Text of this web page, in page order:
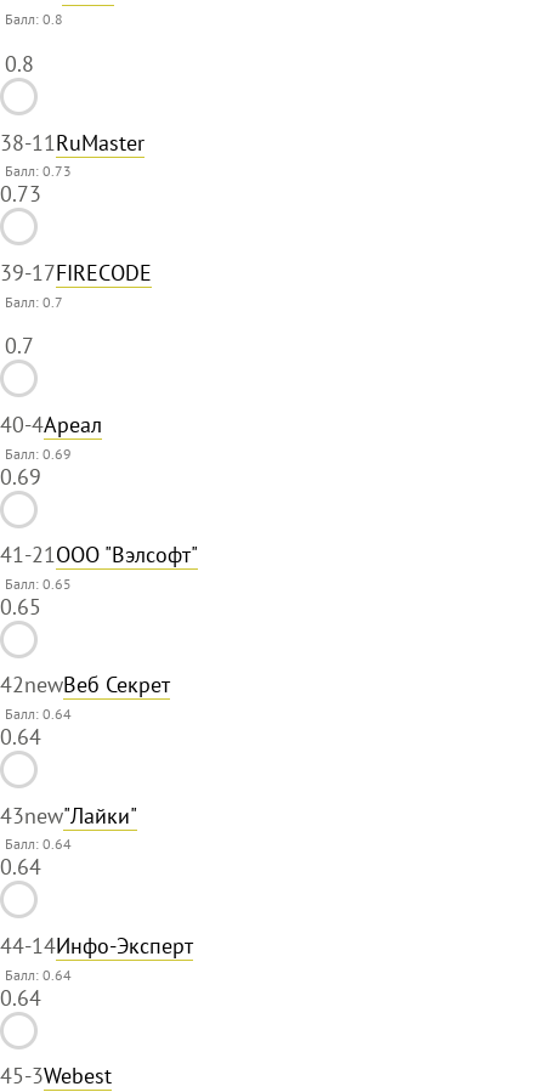
Балл:0.8
0.8
38-11RuMaster
Балл: 0.73
0.73
39-17FIRECODE
Балл:0.7
0.7
40-4Ареал
Балл: 0.69
0.69
41-21ООО "Вэлсофт"
Балл: 0.65
0.65
42newВеб Секрет
Балл: 0.64
0.64
43new"Лайки"
Балл: 0.64
0.64
44-14Инфо-Эксперт
Балл: 0.64
0.64
45-3Webest